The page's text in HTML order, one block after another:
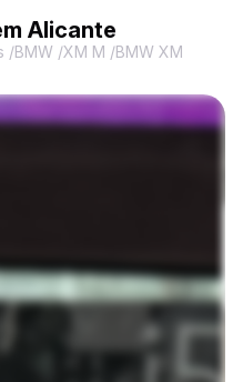
Alicante
/BMW /XM M /BMW XM M